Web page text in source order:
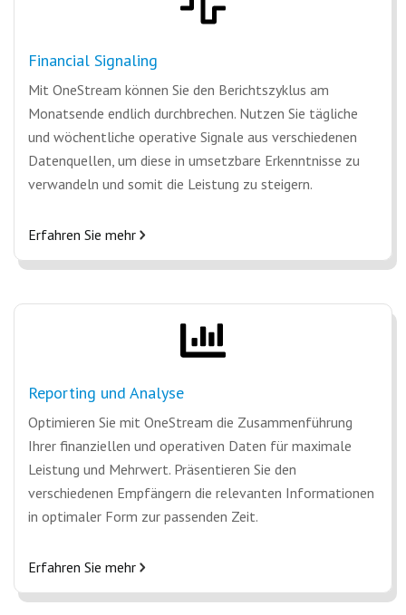
Financial Signaling
Mit OneStream können Sie den Berichtszyklus am
Monatsende endlich durchbrechen. Nutzen Sie tägliche
und wöchentliche operative Signale aus verschiedenen
Datenquellen, um diese in umsetzbare Erkenntnisse zu
verwandeln und somit die Leistung zu steigern.
Erfahren Sie mehr
Reporting und Analyse
Optimieren Sie mit OneStream die Zusammenführung
Ihrer finanziellen und operativen Daten für maximale
Leistung und Mehrwert. Präsentieren Sie den
verschiedenen Empfängern die relevanten Informationen
in optimaler Form zur passenden Zeit.
Erfahren Sie mehr